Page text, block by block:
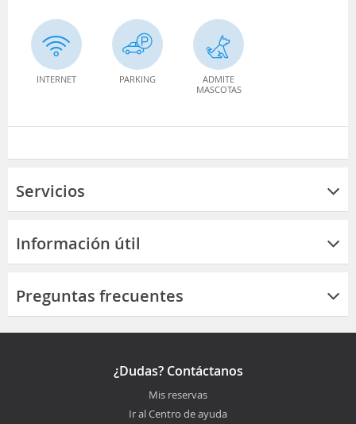
INTERNET PARKING
ADMITE
MASCOTAS
Servicios
Información útil
Preguntas frecuentes
¿Dudas? Contáctanos
Mis reservas
Ir al Centro de ayuda